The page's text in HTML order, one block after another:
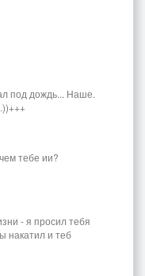
под дождь... Наше.
тебе ии?
- я просил тебя
накатил и теб